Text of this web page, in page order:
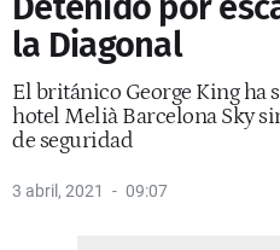
la Diagonal
El británico George King ha
hotel Melià Barcelona Sky
de seguridad
3 abril, 2021 09:07